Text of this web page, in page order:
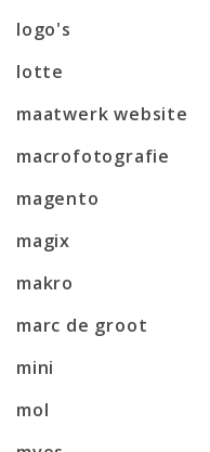
logo's
lotte
maatwerk website
macrofotografie
magento
magix
makro
marc de groot
mini
mol